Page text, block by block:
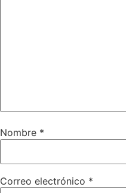
Nombre *
Correo electrónico *